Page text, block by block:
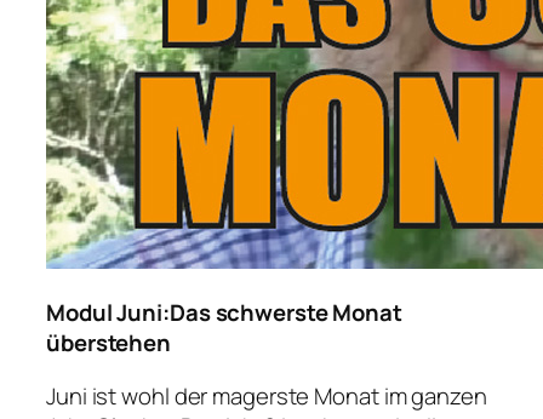
Modul Juni:Das schwerste Monat
überstehen
Juni ist wohl der magerste Monat im ganzen